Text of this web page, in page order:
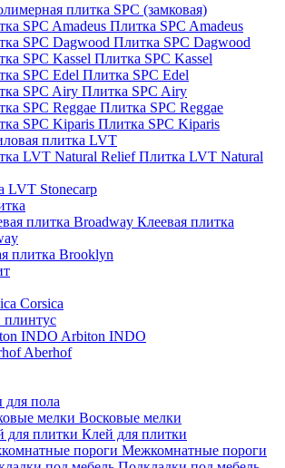
плитка SPC (замковая)
Плитка SPC Amadeus
Плитка SPC Dagwood
Плитка SPC Kassel
Плитка SPC Edel
Плитка SPC Airy
Плитка SPC Reggae
Плитка SPC Kiparis
плитка LVT
Плитка LVT Natural
LVT Stonecarp
Клеевая плитка
плитка Brooklyn
Corsica
Arbiton INDO
Aberhof
для пола
Восковые мелки
Клей для плитки
Межкомнатные пороги